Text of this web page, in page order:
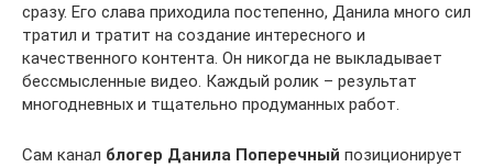
сразу. Его слава приходила постепенно, Данила много сил
тратил и тратит на создание интересного и
качественного контента. Он никогда не выкладывает
бессмысленные видео. Каждый ролик – результат
многодневных и тщательно продуманных работ.
Сам канал блогер Данила Поперечный позиционирует